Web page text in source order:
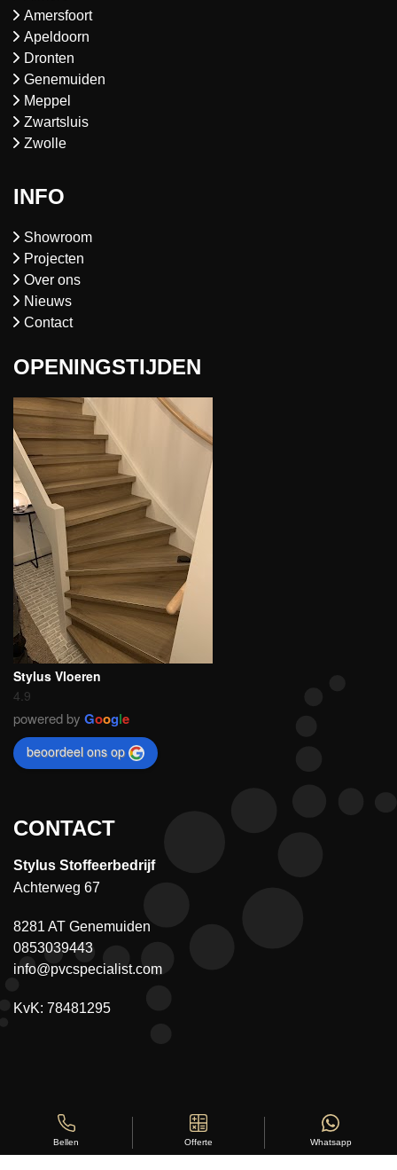
Amersfoort
Apeldoorn
Dronten
Genemuiden
Meppel
Zwartsluis
Zwolle
INFO
Showroom
Projecten
Over ons
Nieuws
Contact
OPENINGSTIJDEN
Stylus Vloeren
4.9
powered by Google
beoordeel ons op
CONTACT
Stylus Stoffeerbedrijf
Achterweg 67
8281 AT Genemuiden
0853039443
info@pvcspecialist.com
KvK: 78481295
Bellen Offerte Whatsapp